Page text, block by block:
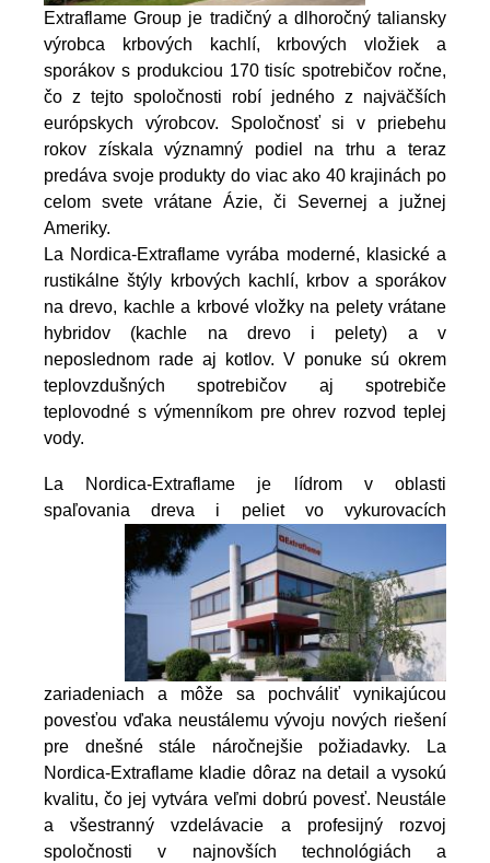
Extraflame Group je tradičný a dlhoročný taliansky
výrobca krbových kachlí, krbových vložiek a
sporákov s produkciou 170 tisíc spotrebičov ročne,
čo z tejto spoločnosti robí jedného z najväčších
európskych výrobcov. Spoločnosť si v priebehu
rokov získala významný podiel na trhu a teraz
predáva svoje produkty do viac ako 40 krajinách po
celom svete vrátane Ázie, či Severnej a južnej
Ameriky.
La Nordica-Extraflame vyrába moderné, klasické a
rustikálne štýly krbových kachlí, krbov a sporákov
na drevo, kachle a krbové vložky na pelety vrátane
hybridov (kachle na drevo i pelety) a v
neposlednom rade aj kotlov. V ponuke sú okrem
teplovzdušných spotrebičov aj spotrebiče
teplovodné s výmenníkom pre ohrev rozvod teplej
vody.
La Nordica-Extraflame je lídrom v oblasti
spaľovania dreva i peliet vo vykurovacích
zariadeniach a môže sa pochváliť vynikajúcou
povesťou vďaka neustálemu vývoju nových riešení
pre dnešné stále náročnejšie požiadavky. La
Nordica-Extraflame kladie dôraz na detail a vysokú
kvalitu, čo jej vytvára veľmi dobrú povesť. Neustále
a všestranný vzdelávacie a profesijný rozvoj
spoločnosti v najnovších technológiách a